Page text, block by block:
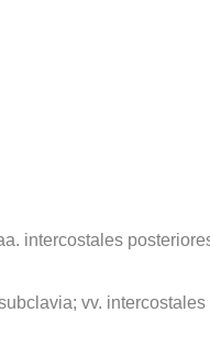
intercostales
vv.